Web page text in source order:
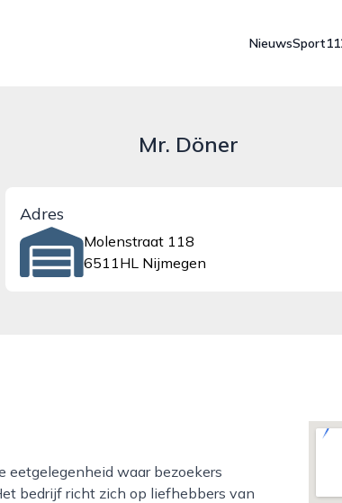
NieuwsSport
Mr. Döner
Adres
Molenstraat 118
6511HL Nijmegen
bedrijf richt zich op liefhebbers van